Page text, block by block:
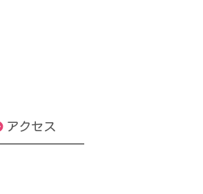
アクセス